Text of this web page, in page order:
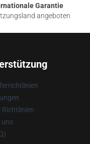
Garantie
angeboten
Richtlinien
uns